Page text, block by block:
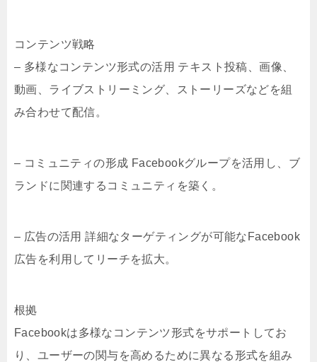
コンテンツ戦略
– 多様なコンテンツ形式の活用 テキスト投稿、画像、
動画、ライブストリーミング、ストーリーズなどを組
み合わせて配信。
– コミュニティの形成 Facebookグループを活用し、ブ
ランドに関連するコミュニティを築く。
– 広告の活用 詳細なターゲティングが可能なFacebook
広告を利用してリーチを拡大。
根拠
Facebookは多様なコンテンツ形式をサポートしてお
り、ユーザーの関与を高めるために異なる形式を組み